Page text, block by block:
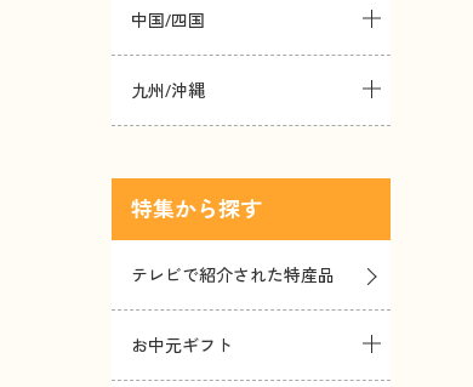
中国/四国
九州/沖縄
特集
テレビで紹介された特産品
お中元ギフト